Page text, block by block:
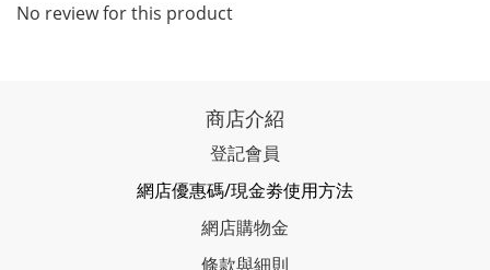
No review for this product
商店介紹
登記會員
網店優惠碼/現金劵使用方法
網店購物金
條款與細則